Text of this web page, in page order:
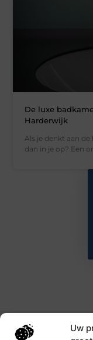
Uw
De luxe
Harderwijk
Als je denkt aan
dan in je op? Een